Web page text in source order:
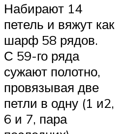
Набирают 14
петель и вяжут как
шарф 58 рядов.
С 59-го ряда
сужают полотно,
провязывая две
петли в одну (1 и2,
6 и 7, пара